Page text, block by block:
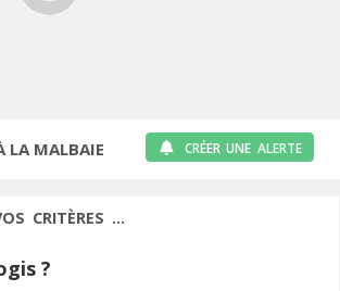
LA MALBAIE CRÉER UNE ALERTE
CRITÈRES ...
?